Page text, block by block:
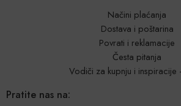
Načini plaćanja
Dostava i poštarina
Povrati i reklamacije
Česta pitanja
Vodiči za kupnju i inspiracije
Pratite nas na: